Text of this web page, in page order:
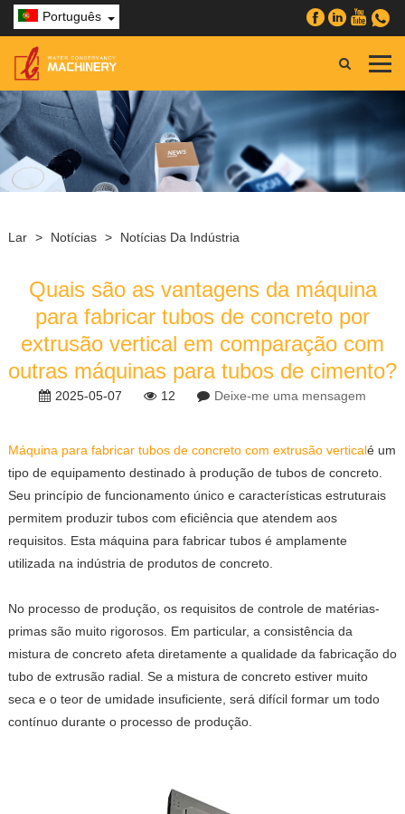
Português
Lar > Notícias > Notícias Da Indústria
Quais são as vantagens da máquina
para fabricar tubos de concreto por
extrusão vertical em comparação com
outras máquinas para tubos de cimento?
2025-05-07 12 Deixe-me uma mensagem
Máquina para fabricar tubos de concreto com extrusão verticalé um
tipo de equipamento destinado à produção de tubos de concreto.
Seu princípio de funcionamento único e características estruturais
permitem produzir tubos com eficiência que atendem aos
requisitos. Esta máquina para fabricar tubos é amplamente
utilizada na indústria de produtos de concreto.
No processo de produção, os requisitos de controle de matérias-
primas são muito rigorosos. Em particular, a consistência da
mistura de concreto afeta diretamente a qualidade da fabricação do
tubo de extrusão radial. Se a mistura de concreto estiver muito
seca e o teor de umidade insuficiente, será difícil formar um todo
contínuo durante o processo de produção.